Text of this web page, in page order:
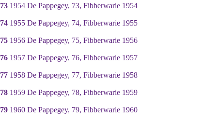
73 1954 De Pappegey, 73, Fibberwarie 1954
74 1955 De Pappegey, 74, Fibberwarie 1955
75 1956 De Pappegey, 75, Fibberwarie 1956
76 1957 De Pappegey, 76, Fibberwarie 1957
77 1958 De Pappegey, 77, Fibberwarie 1958
78 1959 De Pappegey, 78, Fibberwarie 1959
79 1960 De Pappegey, 79, Fibberwarie 1960